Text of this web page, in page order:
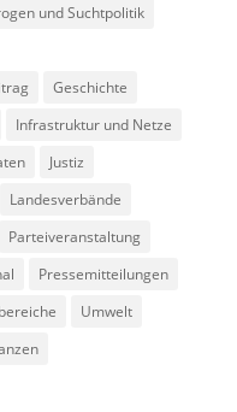
und Suchtpolitik
Geschichte
Infrastruktur und Netze
Justiz
Landesverbände
Parteiveranstaltung
Pressemitteilungen
Umwelt